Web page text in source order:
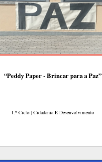
“Peddy Paper - Brincar para a Paz”
1.º Ciclo | Cidadania E Desenvolvimento